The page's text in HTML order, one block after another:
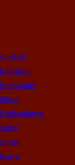
survival
foldekniv
Økser
Køkkenknive
Sværd
Knive